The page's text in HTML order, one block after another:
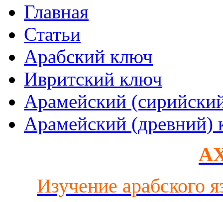
Главная
Статьи
Арабский ключ
Ивритский ключ
Арамейский
Арамейский (древний)
Изучение арабского